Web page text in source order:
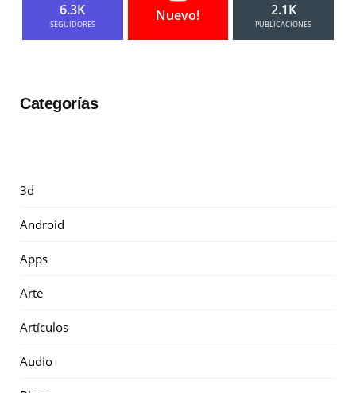
6.3K
SEGUIDORES
Nuevo! 2.1K
PUBLICACIONES
Categorías
3d
Android
Apps
Arte
Artículos
Audio